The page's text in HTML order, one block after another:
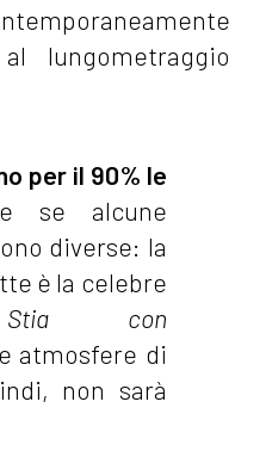
lungometraggio
per il 90% le
se alcune
diverse: la
è la celebre
Stia con
atmosfere di
non sarà